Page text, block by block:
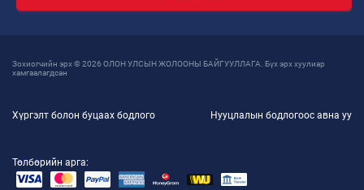
Зохиогчийн эрх © 2026 ОЛОН УЛСЫН ЖОЛООНЫ БАЙГУУЛЛАГА. Бүх эрх хуулиар
хамгаалагдсан
Хүргэлт болон буцаах бодлого Нууцлалын бодлогоос авна уу
Төлбөрийн арга: